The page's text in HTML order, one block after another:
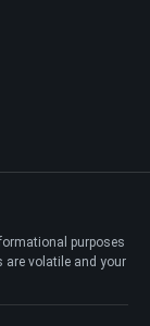
purposes
are volatile and your